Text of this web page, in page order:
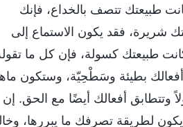
طبيعتك تتصف بالخداع، فإنك
شريرة، فقد يكون الاستماع إلى
طبيعتك كسولة، فإن كل ما
بطيئة وسَطْحِيّة، وستكون
وتتطابق أفعالك أيضًا مع الحق. إن
لطريقة تصرفك ما يبررها،